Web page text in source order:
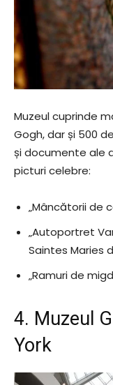
Muzeul cuprinde
Gogh, dar și 500
și documente ale
picturi celebre:
„Mâncătorii de
„Autoportret
Saintes Maries
„Ramuri de
4. Muzeul
York